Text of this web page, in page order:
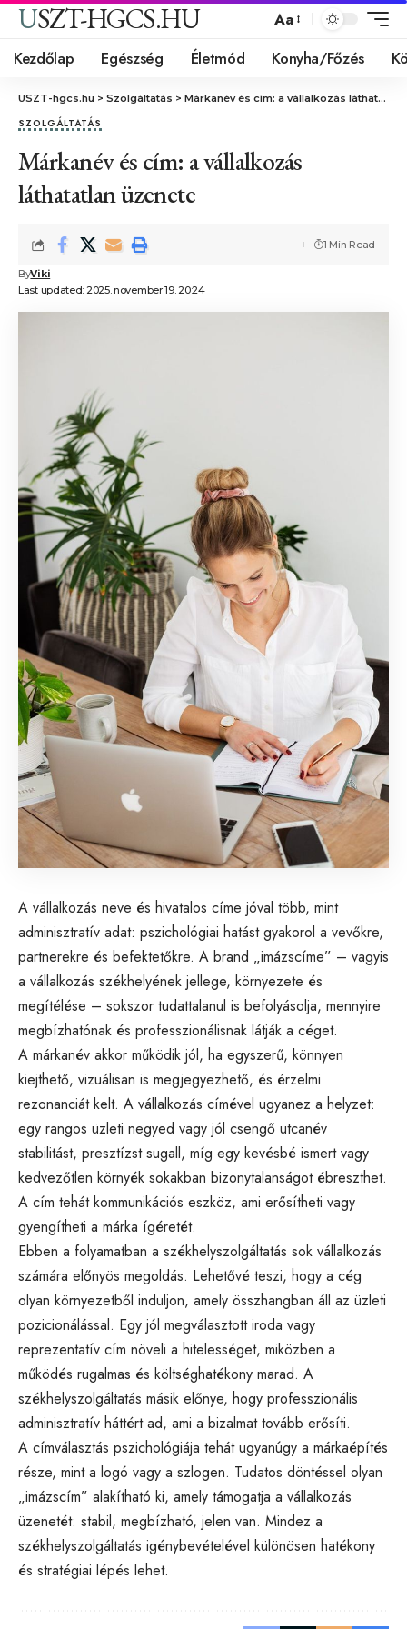
USZT-HGCS.HU Aa
Kezdőlap Egészség Életmód Konyha/Főzés
USZT-hgcs.hu > Szolgáltatás > Márkanév és cím: a vállalkozás láthatatlan üzenete
SZOLGÁLTATÁS
Márkanév és cím: a vállalkozás
láthatatlan üzenete
Last updated: 2025. november 19. 20:24
ByViki
1 Min Read
A vállalkozás neve és hivatalos címe jóval több, mint
adminisztratív adat: pszichológiai hatást gyakorol a vevőkre,
partnerekre és befektetőkre. A brand „imázscíme” – vagyis
a vállalkozás székhelyének jellege, környezete és
megítélése – sokszor tudattalanul is befolyásolja, mennyire
megbízhatónak és professzionálisnak látják a céget.
A márkanév akkor működik jól, ha egyszerű, könnyen
kiejthető, vizuálisan is megjegyezhető, és érzelmi
rezonanciát kelt. A vállalkozás címével ugyanez a helyzet:
egy rangos üzleti negyed vagy jól csengő utcanév
stabilitást, presztízst sugall, míg egy kevésbé ismert vagy
kedvezőtlen környék sokakban bizonytalanságot ébreszthet.
A cím tehát kommunikációs eszköz, ami erősítheti vagy
gyengítheti a márka ígéretét.
Ebben a folyamatban a székhelyszolgáltatás sok vállalkozás
számára előnyös megoldás. Lehetővé teszi, hogy a cég
olyan környezetből induljon, amely összhangban áll az üzleti
pozicionálással. Egy jól megválasztott iroda vagy
reprezentatív cím növeli a hitelességet, miközben a
működés rugalmas és költséghatékony marad. A
székhelyszolgáltatás másik előnye, hogy professzionális
adminisztratív háttért ad, ami a bizalmat tovább erősíti.
A címválasztás pszichológiája tehát ugyanúgy a márkaépítés
része, mint a logó vagy a szlogen. Tudatos döntéssel olyan
„imázscím” alakítható ki, amely támogatja a vállalkozás
üzenetét: stabil, megbízható, jelen van. Mindez a
székhelyszolgáltatás igénybevételével különösen hatékony
és stratégiai lépés lehet.